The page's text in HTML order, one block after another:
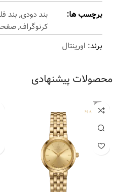
برچسب ها:
بند دودی, بند
کرنوگراف,
برند: اورینتال
محصولات پیشنهادی